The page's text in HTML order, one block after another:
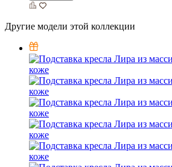
Другие модели этой коллекции